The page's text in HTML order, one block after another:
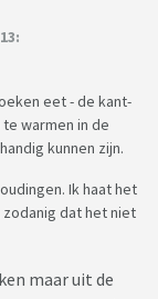
eet - de kant-
warmen in de
kunnen zijn.
Ik haat het
zodanig dat het niet
maar uit de